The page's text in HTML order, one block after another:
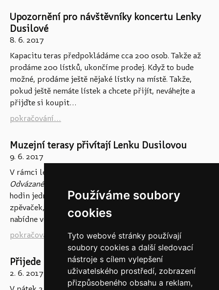
Používáme soubory
cookies
Tyto webové stránky používají
soubory cookies a další sledovací
nástroje s cílem vylepšení
uživatelského prostředí, zobrazení
přizpůsobeného obsahu a reklam,
Upozornění pro návštěvníky koncertu Lenky
Dusilové
8. 6. 2017
Kapacitu teras předpokládáme cca 200 osob. Takže až
prodáme 200 lístků, ukončíme prodej. Když to bude
možné, prodáme ještě nějaké lístky na místě. Takže,
pokud ještě nemáte lístek a chcete přijít, neváhejte a
přijďte si koupit...
pokračování...
Muzejní terasy přivítají Lenku Dusilovou
9. 6. 2017
V rámci letního cyklu kulturních programů
Odvázané pátky na terasách
hodin jedna z nejvýraznějších současných českých
zpěvaček, Lenka Dusilová. V sólovém vystoupení
nabídne vedle...
pokračování...
Přijede k nám pouť!
2. 6. 2017